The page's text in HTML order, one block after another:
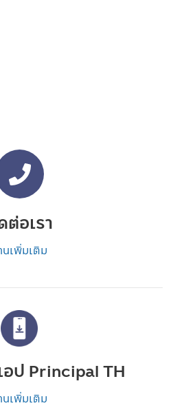
ต่อเรา
นเพิ่มเติม
ป Principal TH
นเพิ่มเติม